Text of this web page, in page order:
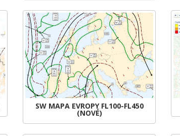
SW MAPA EVROPY FL100-FL450
(NOVÉ)